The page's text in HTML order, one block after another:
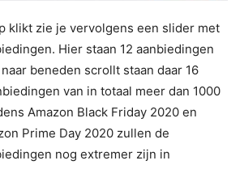
klikt zie je vervolgens een slider met
Hier staan 12 aanbiedingen
beneden scrollt staan daar 16
van in totaal meer dan 1000
Amazon Black Friday 2020 en
Prime Day 2020 zullen de
nog extremer zijn in